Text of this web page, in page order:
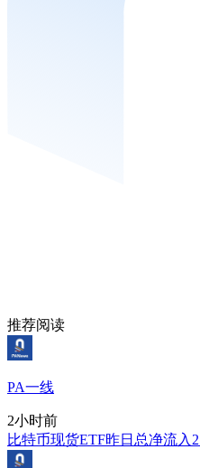
推荐阅读
PA一线
2小时前
比特币现货ETF昨日总净流入